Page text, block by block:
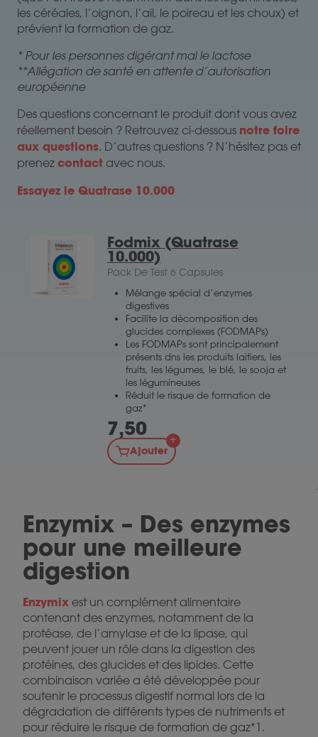
les céréales, l’oignon, l’ail, le poireau et les choux) et
prévient la formation de gaz.
* Pour les personnes digérant mal le lactose
**Allégation de santé en attente d’autorisation
européenne
Des questions concernant le produit dont vous avez
réellement besoin ? Retrouvez ci-dessous notre foire
aux questions. D’autres questions ? N’hésitez pas et
prenez contact avec nous.
Essayez le Quatrase 10.000
Fodmix (Quatrase
10.000)
Pack De Test 6 Capsules
Mélange spécial d’enzymes
digestives
Facilite la décomposition des
glucides complexes (FODMAPs)
Les FODMAPs sont principalement
présents dns les produits laitiers, les
fruits, les légumes, le blé, le sooja et
les légumineuses
Réduit le risque de formation de
gaz*
7,50
Ajouter
Enzymix – Des enzymes
pour une meilleure
digestion
Enzymix est un complément alimentaire
contenant des enzymes, notamment de la
protéase, de l’amylase et de la lipase, qui
peuvent jouer un rôle dans la digestion des
protéines, des glucides et des lipides. Cette
combinaison variée a été développée pour
soutenir le processus digestif normal lors de la
dégradation de différents types de nutriments et
pour réduire le risque de formation de gaz*1.